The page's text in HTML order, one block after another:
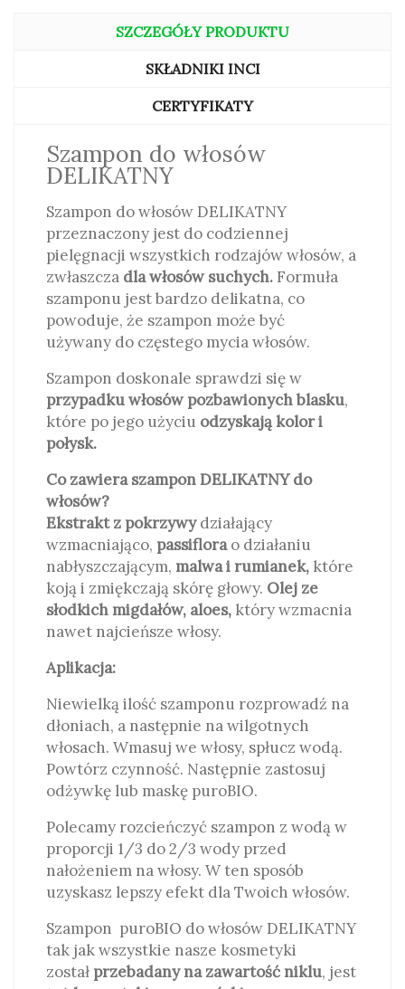
SZCZEGÓŁY PRODUKTU
SKŁADNIKI INCI
CERTYFIKATY
Szampon do włosów
DELIKATNY
Szampon do włosów DELIKATNY
przeznaczony jest do codziennej
pielęgnacji wszystkich rodzajów włosów, a
zwłaszcza dla włosów suchych. Formuła
szamponu jest bardzo delikatna, co
powoduje, że szampon może być
używany do częstego mycia włosów.
Szampon doskonale sprawdzi się w
przypadku włosów pozbawionych blasku,
które po jego użyciu odzyskają kolor i
połysk.
Co zawiera szampon DELIKATNY do
włosów?
Ekstraktz pokrzywydziałający
wzmacniająco, passiflorao działaniu
nabłyszczającym, malwa i rumianek, które
koją i zmiękczają skórę głowy. Olej ze
słodkich migdałów, aloes, który wzmacnia
nawet najcieńsze włosy.
Aplikacja:
Niewielką ilość szamponu rozprowadź na
dłoniach, a następnie na wilgotnych
włosach. Wmasuj we włosy, spłucz wodą.
Powtórz czynność. Następnie zastosuj
odżywkę lub maskę puroBIO.
Polecamy rozcieńczyć szampon z wodą w
proporcji 1/3 do 2/3 wody przed
nałożeniem na włosy. W ten sposób
uzyskasz lepszy efekt dla Twoich włosów.
Szampon puroBIO do włosów DELIKATNY
tak jak wszystkie nasze kosmetyki
został przebadany na zawartość niklu, jest